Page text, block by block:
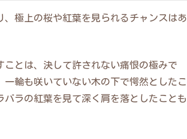
、極上の桜や紅葉を見られるチャンスはあ
とは、決して許されない痛恨の極みで
輪も咲いていない木の下で愕然としたこ
ラの紅葉を見て深く肩を落としたことも